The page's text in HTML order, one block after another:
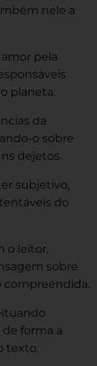
nele a
pela
planeta.
da
o sobre
dejetos.
subjetivo,
do
o leitor,
sobre
compreendida.
forma a
texto.